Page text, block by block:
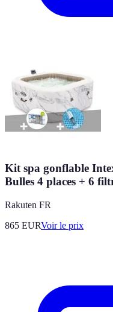
Kit spa gonflable
Bulles 4 places + 6
Rakuten FR
865 EURVoir le prix